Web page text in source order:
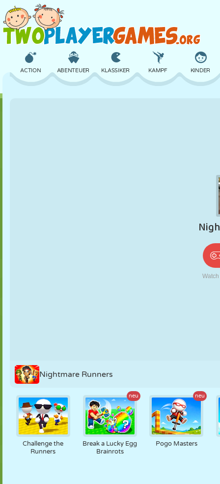
ACTION ABENTEUER KLASSIKER KAMPF KINDER
ROBOTER
Nightmare Runners
Challenge the
Runners
neu
Break a Lucky Egg
Brainrots
neu
Pogo Masters